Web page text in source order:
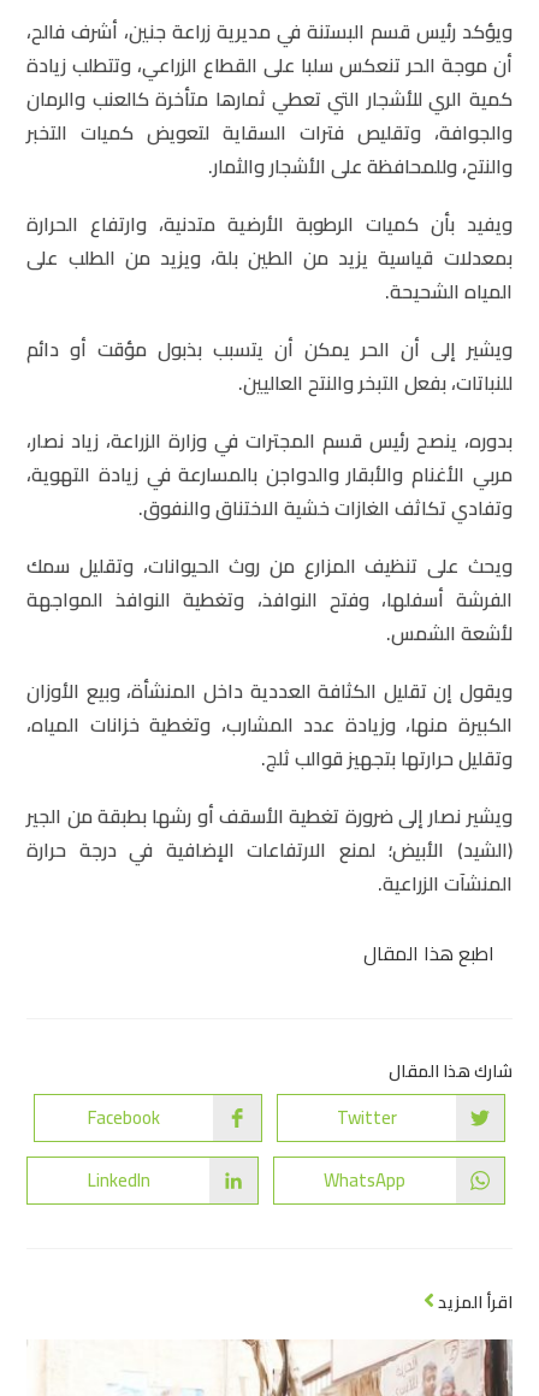
ويؤكد رئيس قسم البستنة في مديرية زراعة جنين، أشرف فالح،
أن موجة الحر تنعكس سلبا على القطاع الزراعي، وتتطلب زيادة
كمية الري للأشجار التي تعطي ثمارها متأخرة كالعنب والرمان
والجوافة، وتقليص فترات السقاية لتعويض كميات التخبر
والنتح، وللمحافظة على الأشجار والثمار.
ويفيد بأن كميات الرطوبة الأرضية متدنية، وارتفاع الحرارة
بمعدلات قياسية يزيد من الطين بلة، ويزيد من الطلب على
المياه الشحيحة.
ويشير إلى أن الحر يمكن أن يتسبب بذبول مؤقت أو دائم
للنباتات، بفعل التبخر والنتح العاليين.
بدوره، ينصح رئيس قسم المجترات في وزارة الزراعة، زياد نصار،
مربي الأغنام والأبقار والدواجن بالمسارعة في زيادة التهوية،
وتفادي تكاثف الغازات خشية الاختناق والنفوق.
ويحث على تنظيف المزارع من روث الحيوانات، وتقليل سمك
الفرشة أسفلها، وفتح النوافذ، وتغطية النوافذ المواجهة
لأشعة الشمس.
ويقول إن تقليل الكثافة العددية داخل المنشأة، وبيع الأوزان
الكبيرة منها، وزيادة عدد المشارب، وتغطية خزانات المياه،
وتقليل حرارتها بتجهيز قوالب ثلج.
ويشير نصار إلى ضرورة تغطية الأسقف أو رشها بطبقة من الجير
(الشيد) الأبيض؛ لمنع الارتفاعات الإضافية في درجة حرارة
المنشآت الزراعية.
اطبع هذا المقال
شارك هذا المقال
Twitter
Facebook
WhatsApp
LinkedIn
اقرأ المزيد